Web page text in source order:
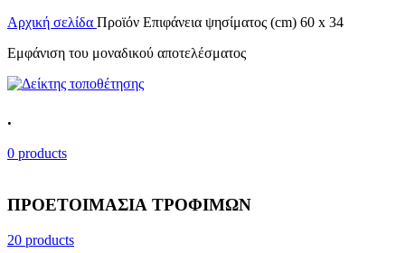
Αρχική σελίδα Προϊόν Επιφάνεια ψησίματος (cm) 60 x 34
Εμφάνιση του μοναδικού αποτελέσματος
.
0 products
ΠΡΟΕΤΟΙΜΑΣΙΑ ΤΡΟΦΙΜΩΝ
20 products